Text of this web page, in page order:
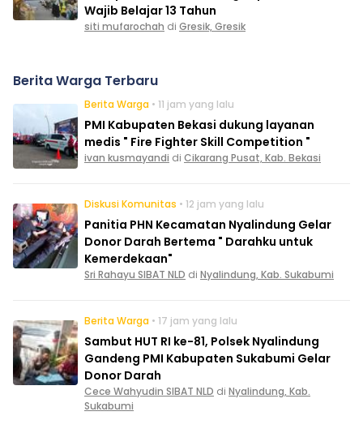
Wajib Belajar 13 Tahun
siti mufarochah di Gresik, Gresik
Berita Warga Terbaru
Berita Warga • 11 jam yang lalu
PMI Kabupaten Bekasi dukung layanan
medis " Fire Fighter Skill Competition "
ivan kusmayandi di Cikarang Pusat, Kab. Bekasi
Diskusi Komunitas • 12 jam yang lalu
Panitia PHN Kecamatan Nyalindung Gelar
Donor Darah Bertema " Darahku untuk
Kemerdekaan"
Sri Rahayu SIBAT NLD di Nyalindung, Kab. Sukabumi
Berita Warga • 17 jam yang lalu
Sambut HUT RI ke-81, Polsek Nyalindung
Gandeng PMI Kabupaten Sukabumi Gelar
Donor Darah
Cece Wahyudin SIBAT NLD di Nyalindung, Kab.
Sukabumi